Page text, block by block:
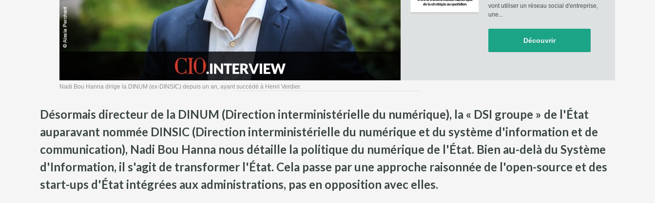
Nadi Bou Hanna dirige la DINUM (ex-DINSIC) depuis un an, ayant succédé à Henri Verdier.
vont utiliser un réseau social d'entreprise,
une...
Découvrir
Désormais directeur de la DINUM (Direction interministérielle du numérique), la « DSI groupe » de l'État
auparavant nommée DINSIC (Direction interministérielle du numérique et du système d'information et de
communication), Nadi Bou Hanna nous détaille la politique du numérique de l'État. Bien au-delà du Système
d'Information, il s'agit de transformer l'État. Cela passe par une approche raisonnée de l'open-source et des
start-ups d'État intégrées aux administrations, pas en opposition avec elles.